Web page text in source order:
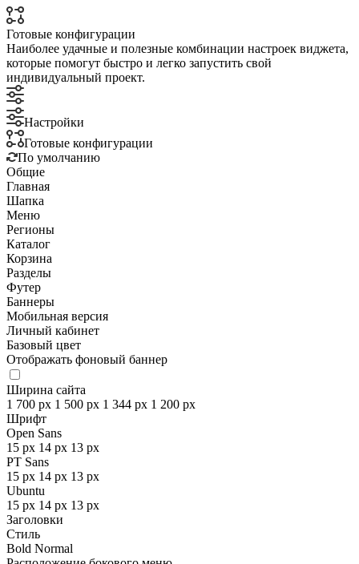
Готовые конфигурации
Наиболее удачные и полезные комбинации настроек виджета,
которые помогут быстро и легко запустить свой
индивидуальный проект.
Настройки
Готовые конфигурации
По умолчанию
Общие
Главная
Шапка
Меню
Регионы
Каталог
Корзина
Разделы
Футер
Баннеры
Мобильная версия
Личный кабинет
Базовый цвет
Отображать фоновый баннер
Ширина сайта
1 700 px 1 500 px 1 344 px 1 200 px
Шрифт
Open Sans
15 px 14 px 13 px
PT Sans
15 px 14 px 13 px
Ubuntu
15 px 14 px 13 px
Заголовки
Стиль
Bold Normal